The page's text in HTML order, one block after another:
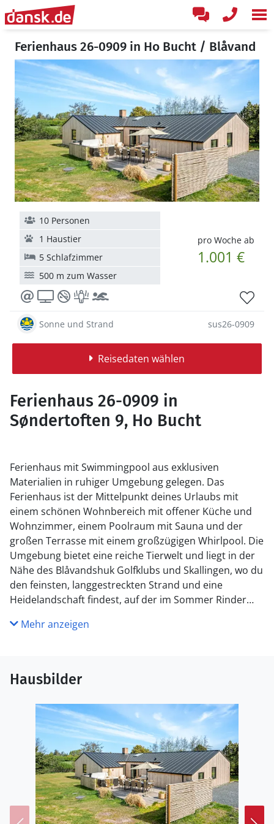
Ferienhaus 26-0909 in Ho Bucht / Blåvand
pro Woche ab
1.001 €
10 Personen
1 Haustier
5 Schlafzimmer
500 m zum Wasser
Sonne und Strand sus26-0909
Reisedaten wählen
Ferienhaus 26-0909 in
Søndertoften 9, Ho Bucht
Ferienhaus mit Swimmingpool aus exklusiven
Materialien in ruhiger Umgebung gelegen. Das
Ferienhaus ist der Mittelpunkt deines Urlaubs mit
einem schönen Wohnbereich mit offener Küche und
Wohnzimmer, einem Poolraum mit Sauna und der
großen Terrasse mit einem großzügigen Whirlpool. Die
Umgebung bietet eine reiche Tierwelt und liegt in der
Nähe des Blåvandshuk Golfklubs und Skallingen, wo du
den feinsten, langgestreckten Strand und eine
Heidelandschaft findest, auf der im Sommer Rinder
gibt es 4 Keramik-Kochfelder, Backofen, Mikrowelle
sowie Geschirrspüler.
WC und Bad
Es gibt 2 Badezimmer mit Duschnische und 2 Toiletten.
Fußbodenheizung in 2 Badezimmern. Es steht eine
Sauna zur Verfügung in der Sie sich so richtig
entspannen können.
Draußen
Die Ferienunterkunft liegt auf einem 1800 m² großen
Mehr anzeigen
Hausbilder